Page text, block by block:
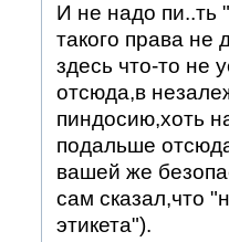
И не надо пи..ть
такого права не
здесь что-то не
отсюда,в
пиндосию,хоть
подальше
вашей же
сам сказал,что
этикета").